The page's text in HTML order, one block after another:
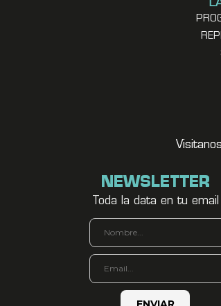
NEWSLETTER
Toda la data en tu email